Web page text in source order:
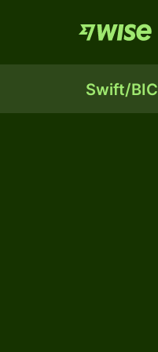
Swift/BIC